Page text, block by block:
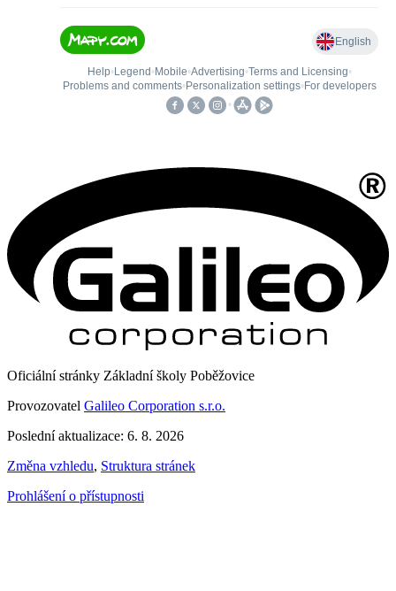
Oficiální stránky Základní školy Poběžovice
Provozovatel Galileo Corporation s.r.o.
Poslední aktualizace: 6. 8. 2026
Změna vzhledu, Struktura stránek
Prohlášení o přístupnosti